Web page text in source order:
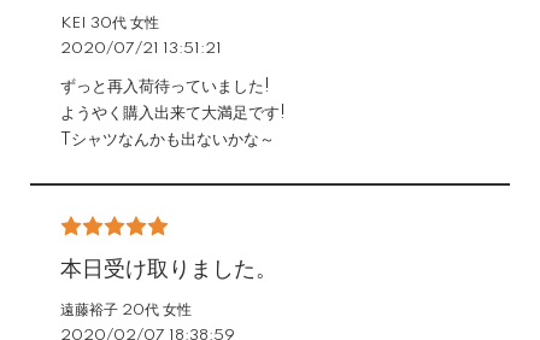
KEI 30代 女性
2020/07/21 13:51:21
ずっと再入荷待っていました!
ようやく購入出来て大満足です!
Tシャツなんかも出ないかな～
本日受け取りました。
遠藤裕子 20代 女性
2020/02/07 18:38:59